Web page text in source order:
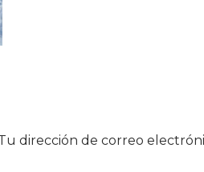
dirección de correo